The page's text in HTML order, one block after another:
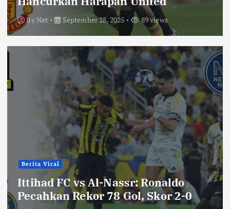
ByNet September 28, 2025 89 views
Berita Viral
Ittihad FC vs Al-Nassr: Ronaldo
Pecahkan Rekor 78 Gol, Skor 2-0